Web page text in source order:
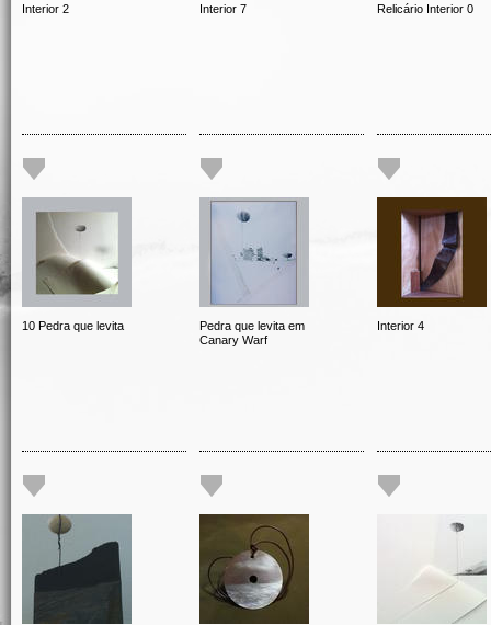
Interior 2 Interior 7 Relicário Interior 0
10 Pedra que levita
Pedra que levita em
Canary Warf
Interior 4